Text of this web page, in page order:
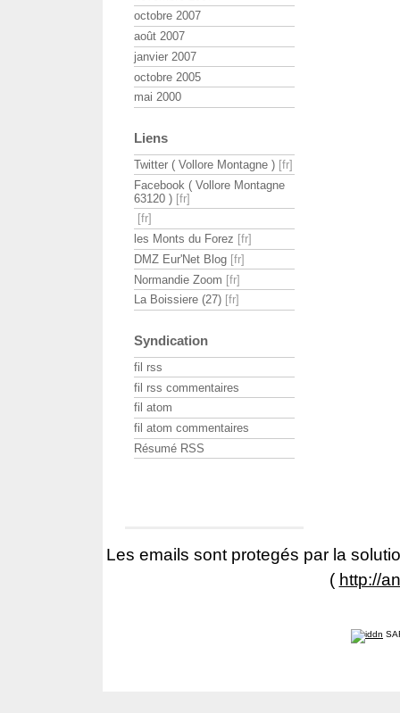
octobre 2007
août 2007
janvier 2007
octobre 2005
mai 2000
Liens
Twitter ( Vollore Montagne )
Facebook ( Vollore Montagne
63120 )
les Monts du Forez
DMZ Eur'Net Blog
Normandie Zoom
La Boissiere (27)
Syndication
fil rss
fil rss commentaires
fil atom
fil atom commentaires
Résumé RSS
Les emails sont protegés par la
( http://